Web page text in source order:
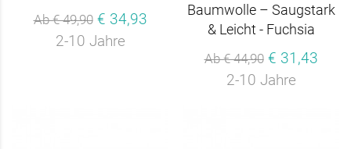
Ab € 49,90 € 34,93
2-10 Jahre
Baumwolle – Saugstark
& Leicht - Fuchsia
Ab € 44,90 € 31,43
2-10 Jahre